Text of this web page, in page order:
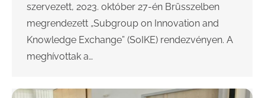
szervezett, 2023. október 27-én Brüsszelben
megrendezett „Subgroup on Innovation and
Knowledge Exchange” (SoIKE) rendezvényen. A
meghívottak a…